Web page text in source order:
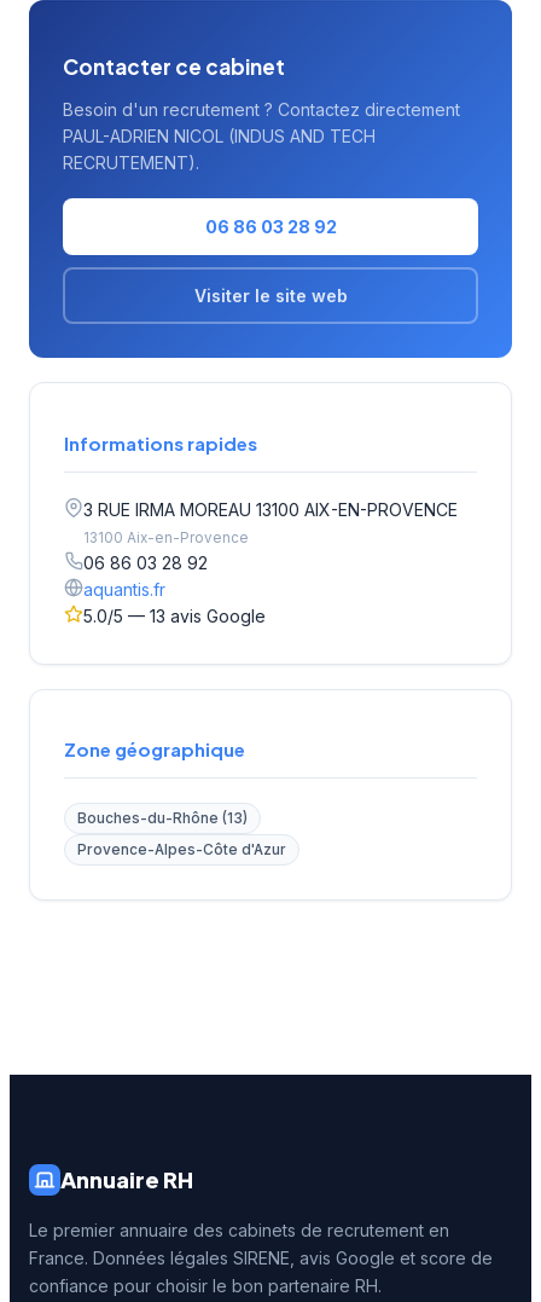
Contacter ce cabinet
Besoin d'un recrutement ? Contactez directement
PAUL-ADRIEN NICOL (INDUS AND TECH
RECRUTEMENT).
06 86 03 28 92
Visiter le site web
Informations rapides
3 RUE IRMA MOREAU 13100 AIX-EN-PROVENCE
13100 Aix-en-Provence
06 86 03 28 92
aquantis.fr
5.0/5 — 13 avis Google
Zone géographique
Bouches-du-Rhône (13)
Provence-Alpes-Côte d'Azur
Annuaire RH
Le premier annuaire des cabinets de recrutement en
France. Données légales SIRENE, avis Google et score de
confiance pour choisir le bon partenaire RH.